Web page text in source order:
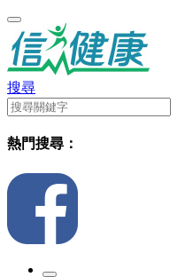
搜尋
熱門搜尋：